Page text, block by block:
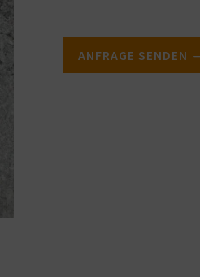
ANFRAGE SENDEN